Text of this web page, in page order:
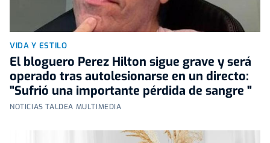
VIDA Y ESTILO
El bloguero Perez Hilton sigue grave y será
operado tras autolesionarse en un directo:
"Sufrió una importante pérdida de sangre "
NOTICIAS TALDEA MULTIMEDIA